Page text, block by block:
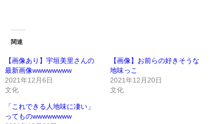
関連
【画像あり】宇垣美里さんの
最新画像wwwwwwww
2021年12月6日
文化
【画像】お前らの好きそうな
地味っこ
2021年12月20日
文化
「これできる人地味に凄い」
ってものwwwwwwww